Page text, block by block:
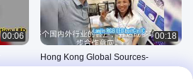
00:06 00:18
Hong Kong Global Sources-